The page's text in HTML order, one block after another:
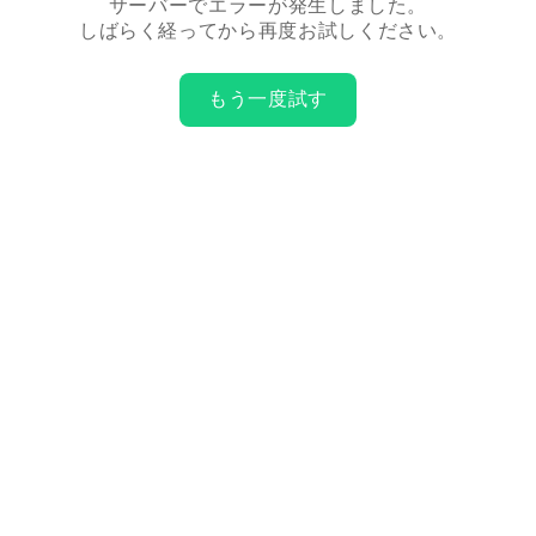
サーバーでエラーが発生しました。
しばらく経ってから再度お試しください。
もう一度試す